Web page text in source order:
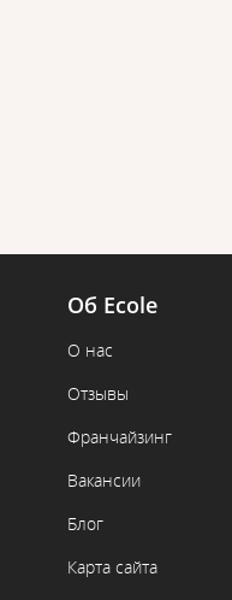
Об Ecole
О нас
Отзывы
Франчайзинг
Вакансии
Блог
Карта сайта